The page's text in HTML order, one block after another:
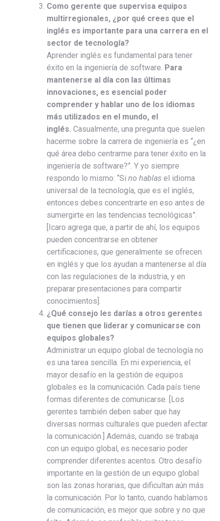
Como gerente que supervisa equipos
multirregionales, ¿por qué crees que el
inglés es importante para una carrera en el
sector de tecnología?
Aprender inglés es fundamental para tener
éxito en la ingeniería de software. Para
mantenerse al día con las últimas
innovaciones, es esencial poder
comprender y hablar uno de los idiomas
más utilizados en el mundo, el
inglés. Casualmente, una pregunta que suelen
hacerme sobre la carrera de ingeniería es “¿en
qué área debo centrarme para tener éxito en la
ingeniería de software?”. Y yo siempre
respondo lo mismo: “Si no hablas el idioma
universal de la tecnología, que es el inglés,
entonces debes concentrarte en eso antes de
sumergirte en las tendencias tecnológicas”.
[Icaro agrega que, a partir de ahí, los equipos
pueden concentrarse en obtener
certificaciones, que generalmente se ofrecen
en inglés y que los ayudan a mantenerse al día
con las regulaciones de la industria, y en
preparar presentaciones para compartir
conocimientos].
¿Qué consejo les darías a otros gerentes
que tienen que liderar y comunicarse con
equipos globales?
Administrar un equipo global de tecnología no
es una tarea sencilla. En mi experiencia, el
mayor desafío en la gestión de equipos
globales es la comunicación. Cada país tiene
formas diferentes de comunicarse. [Los
gerentes también deben saber que hay
diversas normas culturales que pueden afectar
la comunicación.] Además, cuando se trabaja
con un equipo global, es necesario poder
comprender diferentes acentos. Otro desafío
importante en la gestión de un equipo global
son las zonas horarias, que dificultan aún más
la comunicación. Por lo tanto, cuando hablamos
de comunicación, es mejor que sobre y no que